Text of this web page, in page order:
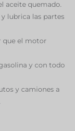
aceite quemado.
lubrica las partes
que el motor
y con todo
y camiones a